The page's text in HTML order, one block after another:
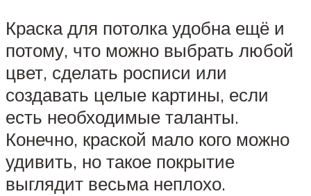
Краска для потолка удобна ещё и
потому, что можно выбрать любой
цвет, сделать росписи или
создавать целые картины, если
есть необходимые таланты.
Конечно, краской мало кого можно
удивить, но такое покрытие
выглядит весьма неплохо.